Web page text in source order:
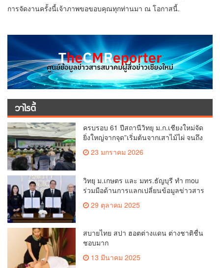
การจัดงานครั้งนี้เจ้าภาพขอขอบคุณทุกท่านมา ณ โอกาสนี้.
วาไรตี้
ครบรอบ 61 ปีสถานีวิทยุ ม.ก.เชียงใหม่จัด
ยิ่งใหญ่จากจุด”เริ่มต้นจากเสาไม้ไผ่ จนถึง
วันที่มี KURplus ในวันนี้”
23 มกราคม 2026
วิทยุ ม.เกษตร และ มทร.ธัญบุรี ทำ mou
ร่วมมือด้านการแลกเปลี่ยนข้อมูลข่าวสาร
ครอบคลุม
29 ตุลาคม 2025
สบายไทย สปา ฮอตต่างแดน ต่างชาติชื่น
ชอบมาก
13 มีนาคม 2025